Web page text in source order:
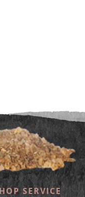
SERVICE
gesetzl. Mehrwertsteuer zzgl.